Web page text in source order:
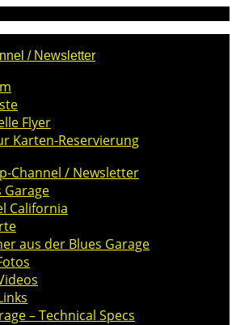
/ Newsletter
Flyer
Karten-Reservierung
Channel / Newsletter
Garage
California
aus der Blues Garage
– Technical Specs